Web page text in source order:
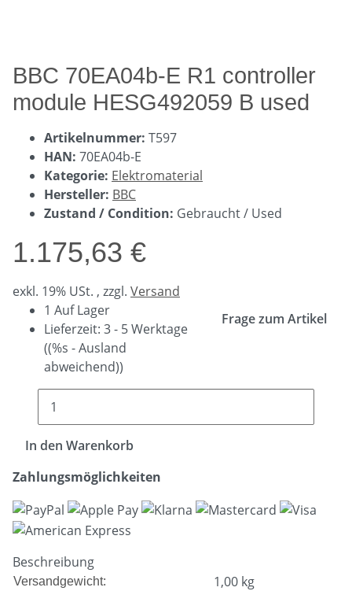
BBC 70EA04b-E R1 controller
module HESG492059 B used
Artikelnummer: T597
HAN: 70EA04b-E
Kategorie: Elektromaterial
Hersteller: BBC
Zustand / Condition: Gebraucht / Used
1.175,63 €
exkl. 19% USt. , zzgl. Versand
1 Auf Lager
Lieferzeit: 3 - 5 Werktage
((%s - Ausland
abweichend))
Frage zum Artikel
In den Warenkorb
Zahlungsmöglichkeiten
Beschreibung
Versandgewicht: 1,00 kg